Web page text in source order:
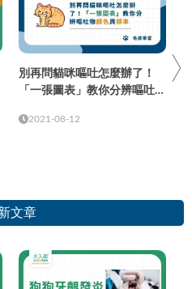
別再問貓咪嘔吐怎麼辦了！
「一張圖表」教你分辨嘔吐物
2021-08-12
文章